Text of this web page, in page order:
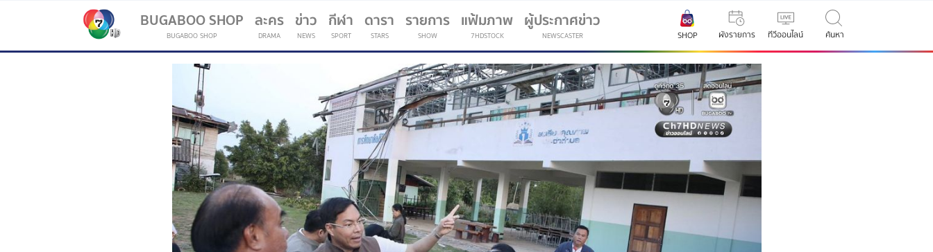
BUGABOO SHOP
BUGABOO SHOP
ละคร
DRAMA
ข่าว
NEWS
กีฬา
SPORT
(current)
ดารา
STARS
รายการ
SHOW
แฟ้มภาพ
7HDSTOCK
ผู้ประกาศข่าว
NEWSCASTER SHOP ผังรายการ ทีวีออนไลน์ ค้นหา